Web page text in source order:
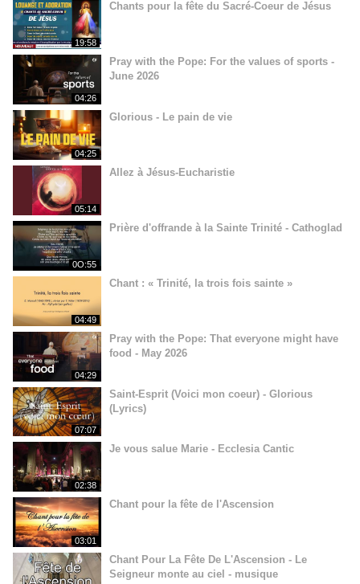
19:58
Chants pour la fête du Sacré-Coeur de Jésus
04:26
Pray with the Pope: For the values of sports -
June 2026
04:25
Glorious - Le pain de vie
05:14
Allez à Jésus-Eucharistie
0O:55
Prière d'offrande à la Sainte Trinité - Cathoglad
04:49
Chant : « Trinité, la trois fois sainte »
04:29
Pray with the Pope: That everyone might have
food - May 2026
07:07
Saint-Esprit (Voici mon coeur) - Glorious
(Lyrics)
02:38
Je vous salue Marie - Ecclesia Cantic
03:01
Chant pour la fête de l'Ascension
Chant Pour La Fête De L'Ascension - Le
Seigneur monte au ciel - musique